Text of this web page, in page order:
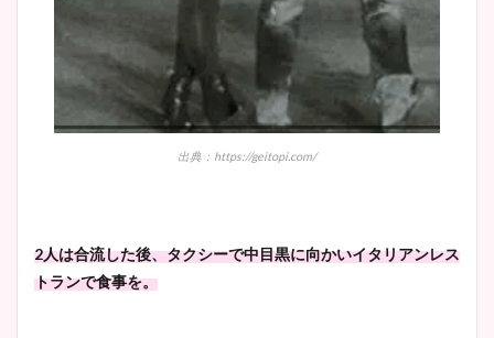
出典：https://geitopi.com/
2人は合流した後、タクシーで中目黒に向かいイタリアンレス
トランで食事を。